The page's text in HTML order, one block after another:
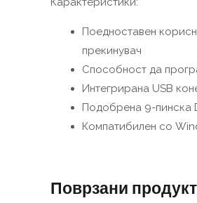
Поедноставен
прекинувач
Способност да
Интегрирана USB
Подобрена 9-пинска
Компатибилен со
Поврзани